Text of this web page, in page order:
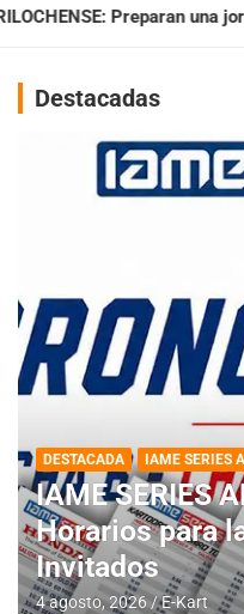
a puro espectáculo
Destacadas
DESTACADA IAME SERIES
IAME SERIES
Horarios para
Invitados
4 agosto, 2026 E-Kart